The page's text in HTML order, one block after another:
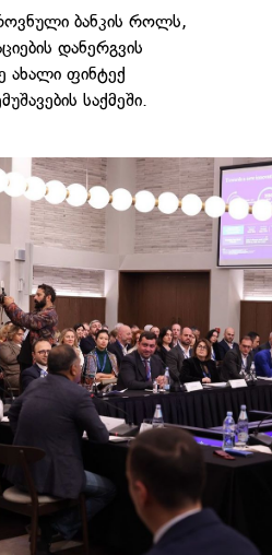
ბანკის როლს,
დანერგვის
ახალი ფინტექ
საქმეში.